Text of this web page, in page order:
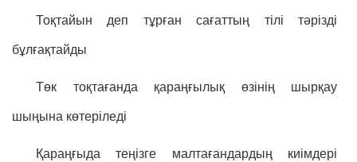
Тоқтайын деп тұрған сағаттың тілі тәрізді
бұлғақтайды
Төк тоқтағанда қараңғылық өзінің шырқау
шыңына көтеріледі
Қараңғыда теңізге малтағандардың киімдері